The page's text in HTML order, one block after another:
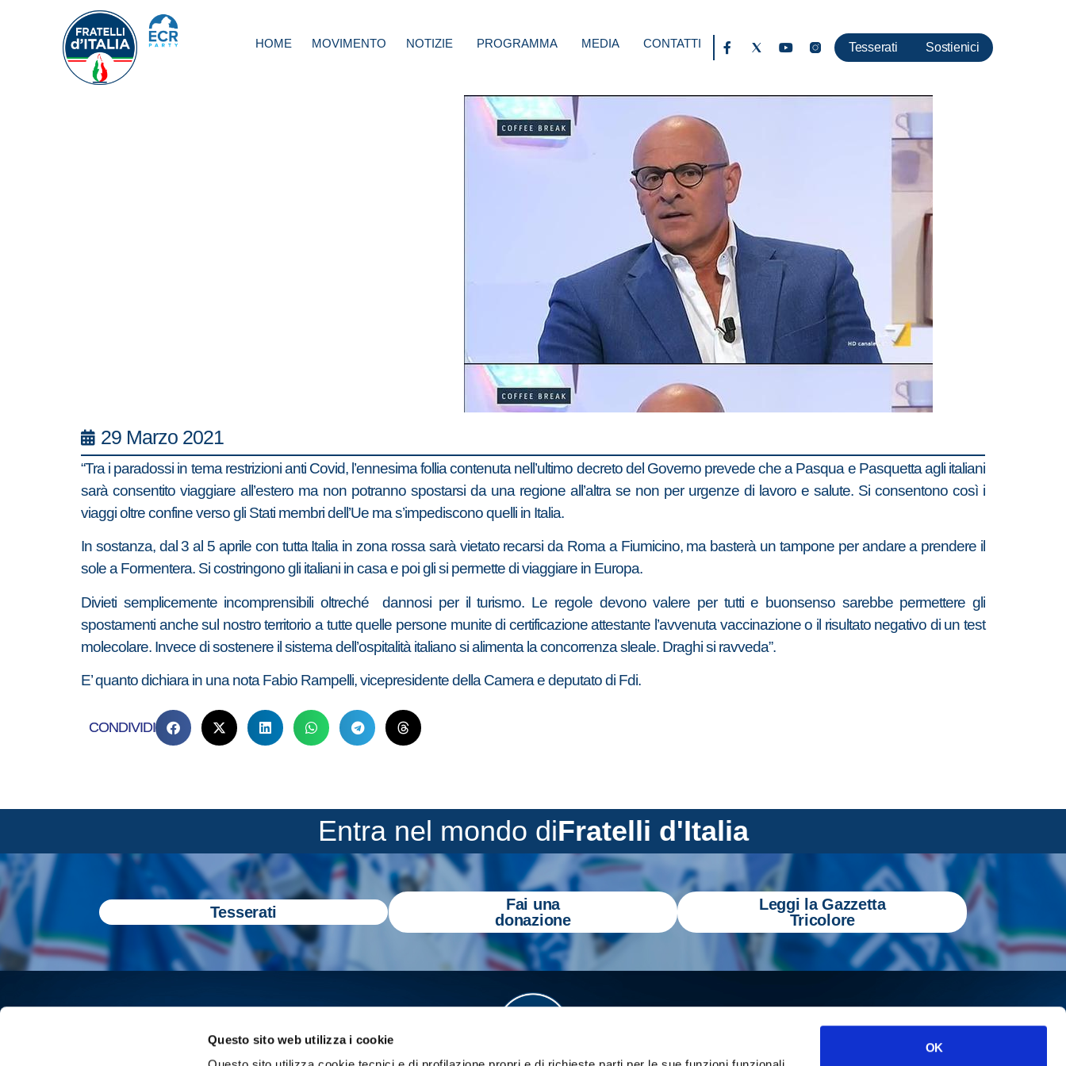
Questo sito web utilizza i cookie
OK
HOME MOVIMENTO NOTIZIE PROGRAMMA MEDIA CONTATTI Tesserati Sostienici
29 Marzo 2021
“Tra i paradossi in tema restrizioni anti Covid, l’ennesima follia contenuta nell’ultimo decreto del Governo prevede che a Pasqua e Pasquetta agli italiani
sarà consentito viaggiare all’estero ma non potranno spostarsi da una regione all’altra se non per urgenze di lavoro e salute. Si consentono così i
viaggi oltre confine verso gli Stati membri dell’Ue ma s’impediscono quelli in Italia.
In sostanza, dal 3 al 5 aprile con tutta Italia in zona rossa sarà vietato recarsi da Roma a Fiumicino, ma basterà un tampone per andare a prendere il
sole a Formentera. Si costringono gli italiani in casa e poi gli si permette di viaggiare in Europa.
Divieti semplicemente incomprensibili oltreché dannosi per il turismo. Le regole devono valere per tutti e buonsenso sarebbe permettere gli
spostamenti anche sul nostro territorio a tutte quelle persone munite di certificazione attestante l’avvenuta vaccinazione o il risultato negativo di un test
molecolare. Invece di sostenere il sistema dell’ospitalità italiano si alimenta la concorrenza sleale. Draghi si ravveda”.
E’ quanto dichiara in una nota Fabio Rampelli, vicepresidente della Camera e deputato di Fdi.
CONDIVIDI
Entra nel mondo diFratelli d'Italia
Tesserati
Fai una
donazione
Leggi la Gazzetta
Tricolore